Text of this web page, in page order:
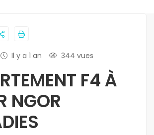
Il y a 1 an 344 vues
F4 À
NGOR